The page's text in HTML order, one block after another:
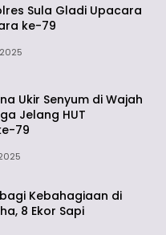
Sula Gladi Upacara
ke-79
Ukir Senyum di Wajah
Jelang HUT
79
Kebahagiaan di